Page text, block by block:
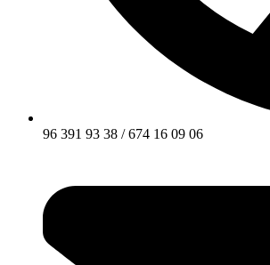
96 391 93 38 / 674 16 09 06